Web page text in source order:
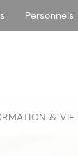
Personnels
& VIE